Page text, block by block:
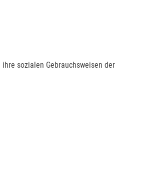
ihre sozialen Gebrauchsweisen der